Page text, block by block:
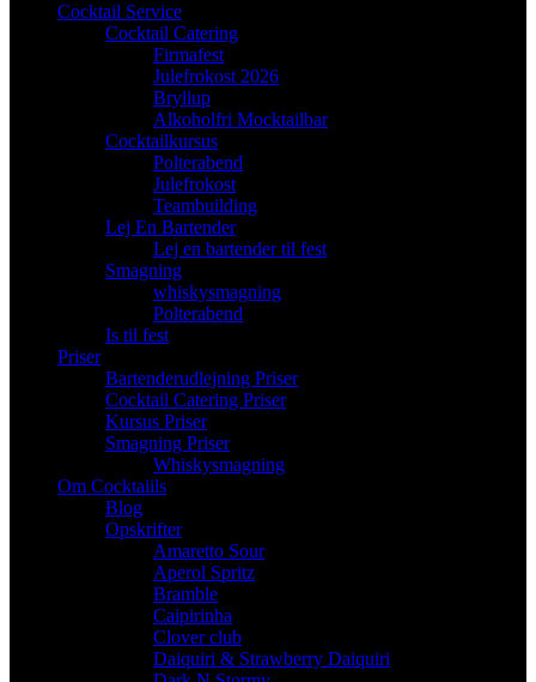
Cocktail Service
Cocktail Catering
Firmafest
Julefrokost 2026
Bryllup
Alkoholfri Mocktailbar
Cocktailkursus
Polterabend
Julefrokost
Teambuilding
Lej En Bartender
Lej en bartender til fest
Smagning
whiskysmagning
Polterabend
Is til fest
Priser
Bartenderudlejning Priser
Cocktail Catering Priser
Kursus Priser
Smagning Priser
Whiskysmagning
Om Cocktaiils
Blog
Opskrifter
Amaretto Sour
Aperol Spritz
Bramble
Caipirinha
Clover club
Daiquiri & Strawberry Daiquiri